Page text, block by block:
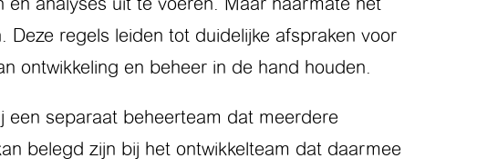
regels leiden tot duidelijke afspraken voor
ontwikkeling en beheer in de hand houden.
separaat beheerteam dat meerdere
belegd zijn bij het ontwikkelteam dat daarmee